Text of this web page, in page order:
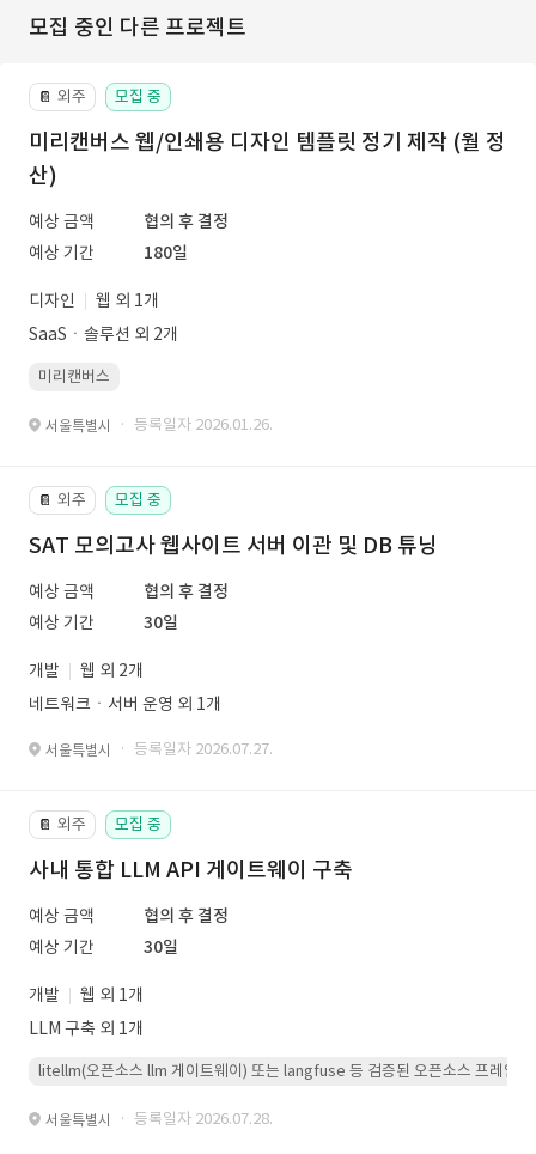
모집 중인 다른 프로젝트
📔 외주 모집 중
미리캔버스 웹/인쇄용 디자인 템플릿 정기 제작 (월 정
산)
예상 금액
협의 후 결정
예상 기간
180일
디자인
웹 외 1개
SaaSㆍ솔루션 외 2개
미리캔버스
서울특별시 · 등록일자 2026.01.26.
📔 외주 모집 중
SAT 모의고사 웹사이트 서버 이관 및 DB 튜닝
예상 금액
협의 후 결정
예상 기간
30일
개발
웹 외 2개
네트워크ㆍ서버 운영 외 1개
서울특별시 · 등록일자 2026.07.27.
📔 외주 모집 중
사내 통합 LLM API 게이트웨이 구축
예상 금액
협의 후 결정
예상 기간
30일
개발
웹 외 1개
LLM 구축 외 1개
litellm(오픈소스 llm 게이트웨이) 또는 langfuse 등 검증된 오픈소스 프레임워
서울특별시 · 등록일자 2026.07.28.